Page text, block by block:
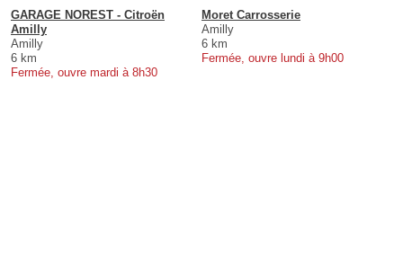
GARAGE NOREST - Citroën
Amilly
Amilly
6 km
Fermée, ouvre mardi à 8h30
Moret Carrosserie
Amilly
6 km
Fermée, ouvre lundi à 9h00